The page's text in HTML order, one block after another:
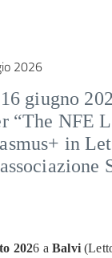
2026
giugno
“The NFE
in
2026 a Balvi